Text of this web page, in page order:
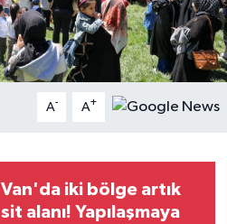
A- A+
Van'da iki bölge artık
sit alanı! Yapılaşmaya